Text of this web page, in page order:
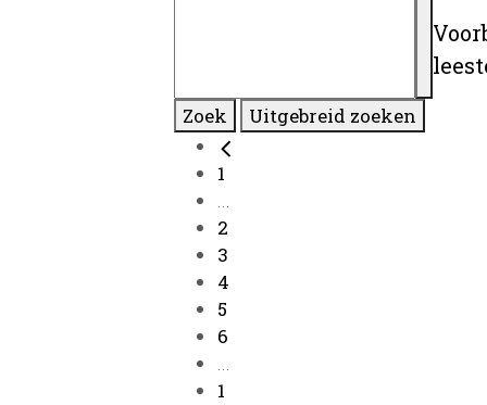
Zoek Uitgebreid zoeken
1
...
2
3
4
5
6
...
1